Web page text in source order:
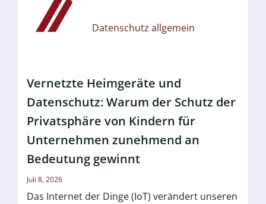
Datenschutz allgemein
Vernetzte Heimgeräte und
Datenschutz: Warum der Schutz der
Privatsphäre von Kindern für
Unternehmen zunehmend an
Bedeutung gewinnt
Juli 8, 2026
Das Internet der Dinge (IoT) verändert unseren